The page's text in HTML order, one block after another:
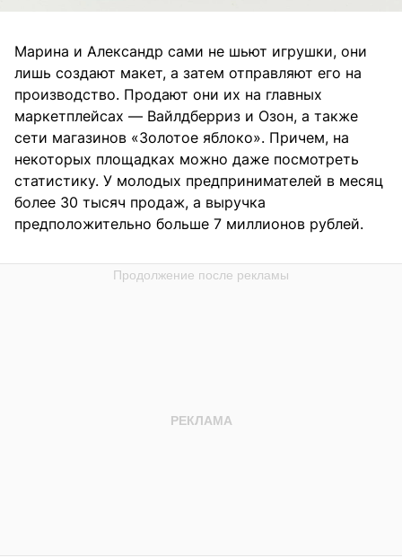
Марина и Александр сами не шьют игрушки, они
лишь создают макет, а затем отправляют его на
производство. Продают они их на главных
маркетплейсах — Вайлдберриз и Озон, а также
сети магазинов «Золотое яблоко». Причем, на
некоторых площадках можно даже посмотреть
статистику. У молодых предпринимателей в месяц
более 30 тысяч продаж, а выручка
предположительно больше 7 миллионов рублей.